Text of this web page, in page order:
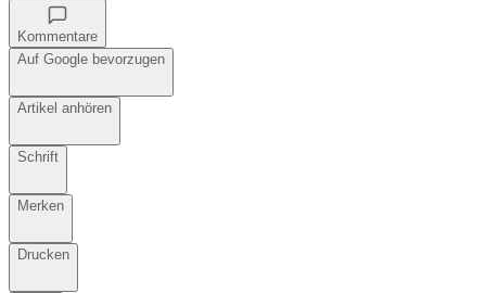
Kommentare
Auf Google bevorzugen
Auf Google bevorzugen
Artikel anhören
Anhören
Schrift
Schrift
Merken
Merken
Drucken
Drucken